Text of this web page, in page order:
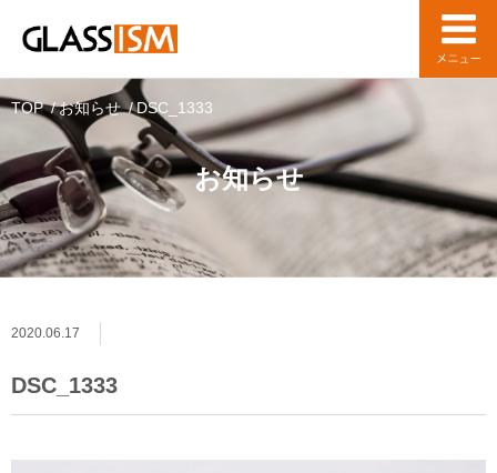
お知らせ
TOP お知らせ DSC_1333
2020.06.17
DSC_1333